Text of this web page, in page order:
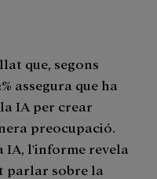
que, segons
assegura que ha
IA per crear
preocupació.
IA, l'informe revela
parlar sobre la